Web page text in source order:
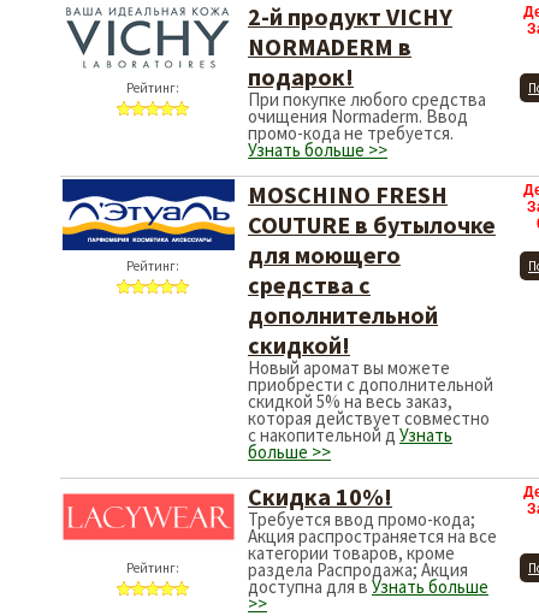
Рейтинг:
2-й продукт VICHY
NORMADERM в
подарок!
При покупке любого средства
очищения Normaderm. Ввод
промо-кода не требуется.
Узнать больше >>
Рейтинг:
MOSCHINO FRESH
COUTURE в бутылочке
для моющего
средства с
дополнительной
скидкой!
Новый аромат вы можете
приобрести с дополнительной
скидкой 5% на весь заказ,
которая действует совместно
с накопительной д Узнать
больше >>
Рейтинг:
Скидка 10%!
Требуется ввод промо-кода;
Акция распространяется на все
категории товаров, кроме
раздела Распродажа; Акция
доступна для в Узнать больше
>>